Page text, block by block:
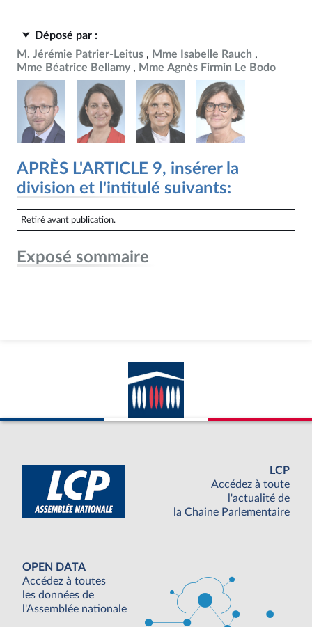
Déposé par :
M. Jérémie Patrier-Leitus
Mme Isabelle Rauch
Mme Béatrice Bellamy
Mme Agnès Firmin Le Bodo
APRÈS L'ARTICLE 9, insérer la
division et l'intitulé suivants:
Retiré avant publication.
Exposé sommaire
LCP
Accédez à toute
l'actualité de
la Chaine Parlementaire
OPEN DATA
Accédez à toutes
les données de
l'Assemblée nationale